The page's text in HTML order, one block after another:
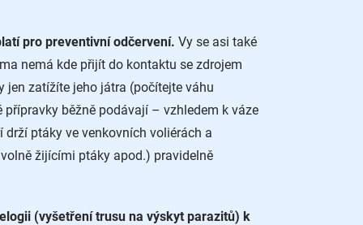
pro preventivní odčervení. Vy se asi také
nemá kde přijít do kontaktu se zdrojem
jen zatížíte jeho játra (počítejte váhu
běžně podávají – vzhledem k váze
ptáky ve venkovních voliérách a
žijícími ptáky apod.) pravidelně
(vyšetření trusu na výskyt parazitů) k